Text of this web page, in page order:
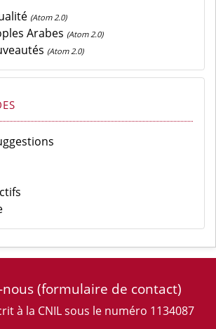
(Atom 2.0)
Arabes (Atom 2.0)
(Atom 2.0)
(formulaire de contact)
à la CNIL sous le numéro 1134087